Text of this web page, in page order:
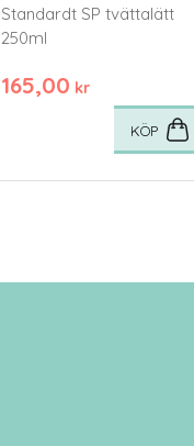
Standardt SP tvättalätt
250ml
165,00 kr
KÖP